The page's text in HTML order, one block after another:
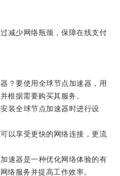
少网络瓶颈，保障在线支付
要使用全球节点加速器，用
根据需要购买其服务。
全球节点加速器时进行设
享受更快的网络连接，更流
器是一种优化网络体验的有
络服务并提高工作效率。